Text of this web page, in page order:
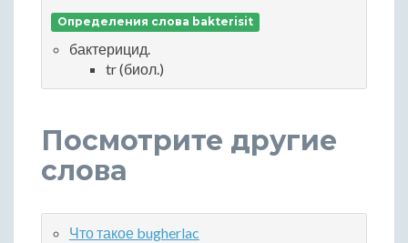
Определения слова bakterisit
бактерицид.
tr (биол.)
Посмотрите другие
слова
Что такое bugherlac